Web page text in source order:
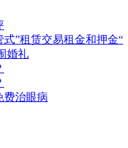
”租赁交易租金和押金“
婚礼
费治眼病